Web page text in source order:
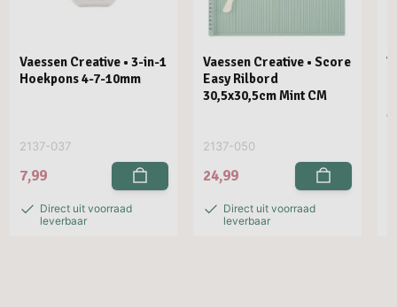
Vaessen Creative • 3-in-1
Hoekpons 4-7-10mm
2137-037
7,99
Direct uit voorraad
leverbaar
Vaessen Creative • Score
Easy Rilbord
30,5x30,5cm Mint CM
2137-050
24,99
Direct uit voorraad
leverbaar